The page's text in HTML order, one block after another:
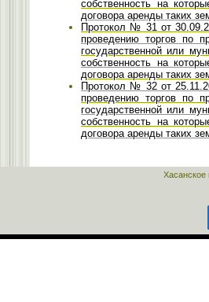
собственность на
договора аренды таких
Протокол № 31 от
проведению торгов по
государственной или
собственность на
договора аренды таких
Протокол № 32 от
проведению торгов по
государственной или
собственность на
договора аренды таких
Хасанское